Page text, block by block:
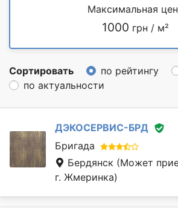
Максимальная
1000 грн / м²
Сортировать по рейтингу
по актуальности
ДЭКОСЕРВИС-БРД
Бригада
Бердянск (Может
г. Жмеринка)